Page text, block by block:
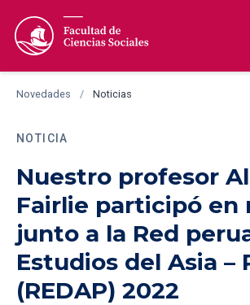
Novedades / Noticias
NOTICIA
Nuestro profesor
Fairlie participó en
junto a la Red
Estudios del Asia –
(REDAP) 2022